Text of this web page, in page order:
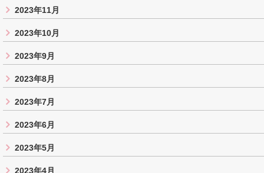
2023年11月
2023年10月
2023年9月
2023年8月
2023年7月
2023年6月
2023年5月
2023年4月